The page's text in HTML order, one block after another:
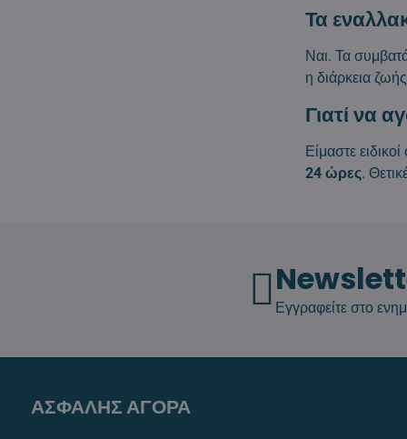
Τα
Ναι. Τα
η διάρκεια ζωής
Γιατί να
Είμαστε
24 ώρες.
Εγγραφείτε στο
ΑΣΦΑΛΗΣ ΑΓΟΡΑ